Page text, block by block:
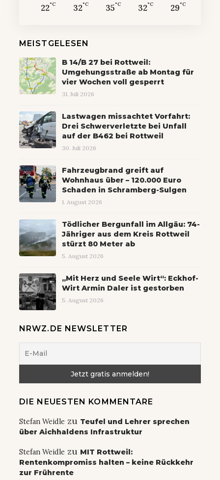
22°C 32°C 35°C 32°C 29°C
MEISTGELESEN
B 14/B 27 bei Rottweil:
Umgehungsstraße ab Montag für
vier Wochen voll gesperrt
31. Juli 2026
Lastwagen missachtet Vorfahrt:
Drei Schwerverletzte bei Unfall
auf der B462 bei Rottweil
30. Juli 2026
Fahrzeugbrand greift auf
Wohnhaus über – 120.000 Euro
Schaden in Schramberg-Sulgen
1. August 2026
Tödlicher Bergunfall im Allgäu: 74-
Jähriger aus dem Kreis Rottweil
stürzt 80 Meter ab
5. August 2026
„Mit Herz und Seele Wirt“: Eckhof-
Wirt Armin Daler ist gestorben
5. August 2026
NRWZ.DE NEWSLETTER
DIE NEUESTEN KOMMENTARE
Stefan Weidle zu Teufel und Lehrer sprechen
über Aichhaldens Infrastruktur
Stefan Weidle zu MIT Rottweil:
Rentenkompromiss halten – keine Rückkehr
zur Frührente